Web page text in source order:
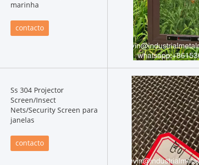
marinha
contacto
Ss 304 Projector
Screen/Insect
Nets/Security Screen para
janelas
contacto